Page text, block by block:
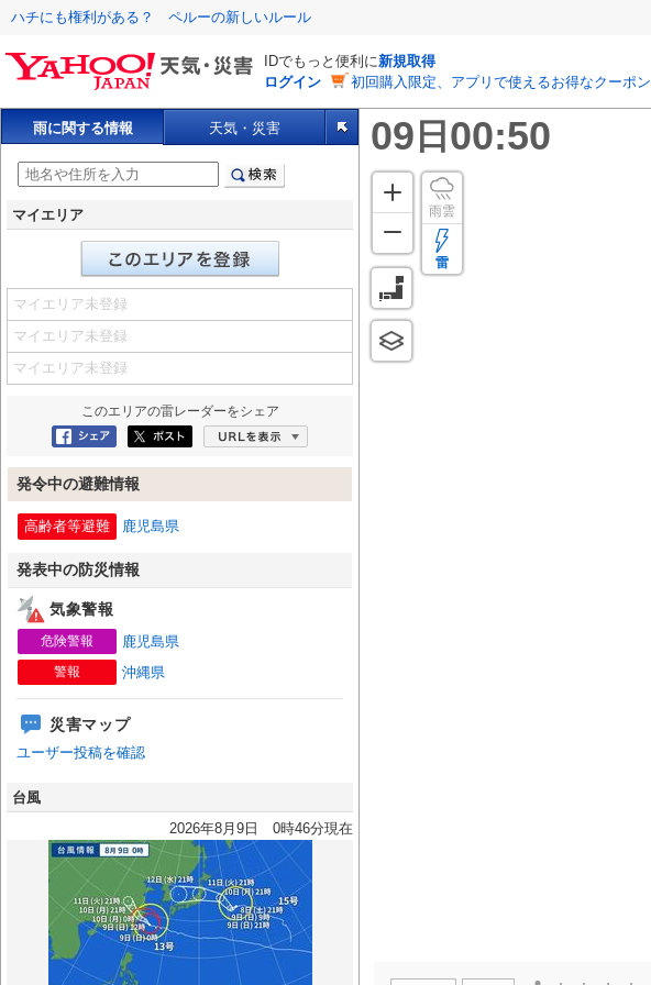
ハチにも権利がある？ ペルーの新しいルール
IDでもっと便利に新規取得
ログイン
初回購入限定、アプリで使えるお得なクーポン
雨に関する情報 天気・災害
マイエリア
マイエリア未登録
マイエリア未登録
マイエリア未登録
このエリアの雷レーダーをシェア
Facebookにシェア
ポスト
発令中の避難情報
高齢者等避難 鹿児島県
発表中の防災情報
気象警報
危険警報 鹿児島県
警報 沖縄県
災害マップ
ユーザー投稿を確認
台風
2026年8月9日 0時46分現在
雨雲
雷
09 日 00:50